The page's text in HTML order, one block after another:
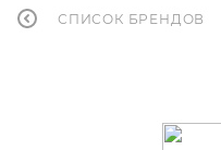
СПИСОК БРЕНДОВ